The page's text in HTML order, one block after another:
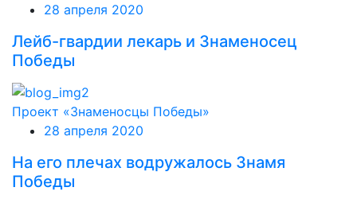
28 апреля 2020
Лейб-гвардии лекарь и Знаменосец
Победы
Проект «Знаменосцы Победы»
28 апреля 2020
На его плечах водружалось Знамя
Победы